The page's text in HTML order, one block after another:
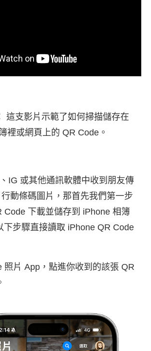
這支影片示範了如何掃描儲存在
裡或網頁上的 QR Code。
IG 或其他通訊軟體中收到朋友傳
動條碼圖片，那首先我們第一步
Code 下載並儲存到 iPhone 相簿
下步驟直接讀取 iPhone QR Code
照片 App，點進你收到的該張 QR